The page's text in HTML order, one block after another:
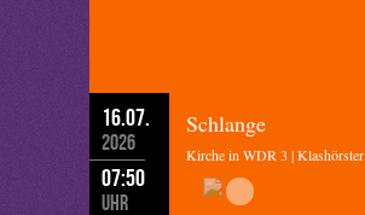
16.07.
2026
07:50
Uhr
Schlange
Kirche in WDR 3 | Klashörster